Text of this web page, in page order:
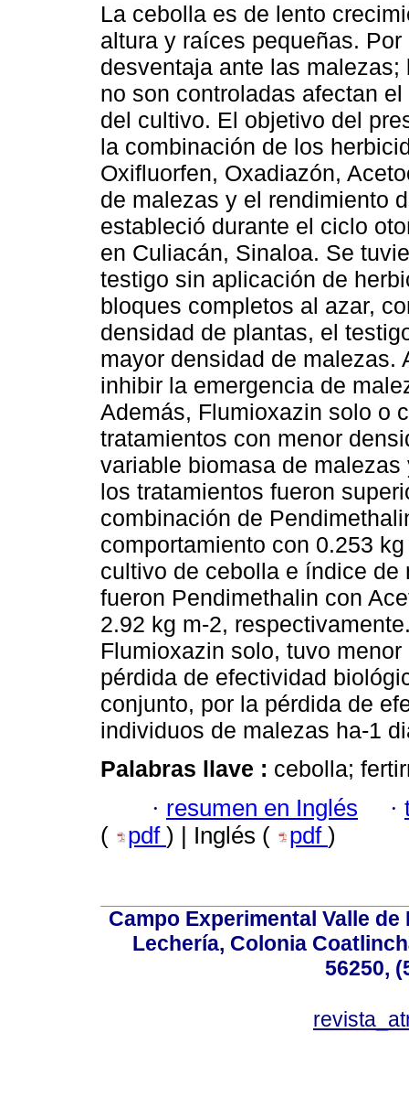
La cebolla es de lento
altura y raíces pequeñas. Por
desventaja ante las malezas;
no son controladas afectan
del cultivo. El objetivo del
la combinación de los
Oxifluorfen, Oxadiazón,
de malezas y el rendimiento
estableció durante el ciclo
en Culiacán, Sinaloa. Se
testigo sin aplicación de
bloques completos al azar,
densidad de plantas, el
mayor densidad de malezas.
inhibir la emergencia de
Además, Flumioxazin solo o
tratamientos con menor
variable biomasa de
los tratamientos fueron
combinación de
comportamiento con 0.253
cultivo de cebolla e índice
fueron Pendimethalin con
2.92 kg m-2,
Flumioxazin solo, tuvo
pérdida de efectividad
conjunto, por la pérdida de
individuos de malezas ha-1
Palabras llave : cebolla;
· resumen en Inglés ·
(
pdf ) | Inglés ( pdf )
Campo Experimental Valle
Lechería, Colonia
56250,